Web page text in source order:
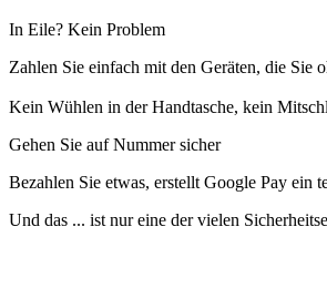
In Eile? Kein Problem
Zahlen Sie einfach mit den Geräten, die Sie
Kein Wühlen in der Handtasche, kein
Gehen Sie auf Nummer sicher
Bezahlen Sie etwas, erstellt Google Pay ein
Und das ... ist nur eine der vielen